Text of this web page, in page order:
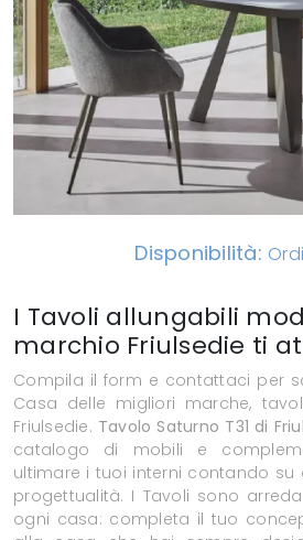
Disponibilità:
I Tavoli allungabili
marchio Friulsedie ti
Compila il form e contattaci per
Casa delle migliori marche,
Friulsedie. Tavolo Saturno T31 di
catalogo di mobili e
ultimare i tuoi interni contando su
progettualità. I Tavoli sono
ogni casa: completa il tuo